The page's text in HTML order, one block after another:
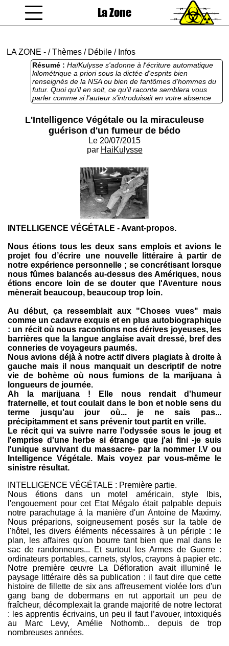
La Zone
LA ZONE - /Thèmes / Débile / Infos
Résumé : HaïKulysse s'adonne à l'écriture automatique
kilométrique a priori sous la dictée d'esprits bien
renseignés de la NSA ou bien de fantômes d'hommes du
futur. Quoi qu'il en soit, ce qu'il raconte semblera vous
parler comme si l'auteur s'introduisait en votre absence
dans votre boîte crânienne pour aller renifler les petites
culottes usagées de vos pensées prémâchées et peut
être se doigter un petit peu au passage puis crachant la
purée dans les condiments froids de vos stéréotypes en
concevoir dans le frigo de votre cerveau reptilien. Alors
faux prophète ? Débile mentaliste ? Un troyen sur le cloud
? Françoise Hardy devant un thème astral ? Il faut suivre
up de Burroughs, les principes actifs de drogues bio
mélangées à de l'extrait d'hypophyse de vierge, la
synthèse socialiste de tout ce qu'on se racontait avant
subtilement distillée au milieu de bonnes inspirations, un
court-circuit dérivé clampé directement dans le trou de
balle de vos own personal muses. Les news de demain en
avant première donc.
L'Intelligence Végétale ou la miraculeuse
guérison d'un fumeur de bédo
Le 20/07/2015
par HaiKulysse
INTELLIGENCE VÉGÉTALE - Avant-propos.
Nous étions tous les deux sans emplois et avions le
projet fou d’écrire une nouvelle littéraire à partir de
notre expérience personnelle ; se concrétisant lorsque
nous fûmes balancés au-dessus des Amériques, nous
étions encore loin de se douter que l'Aventure nous
mènerait beaucoup, beaucoup trop loin.
Au début, ça ressemblait aux "Choses vues" mais
comme un cadavre exquis et en plus autobiographique
: un récit où nous racontions nos dérives joyeuses, les
barrières que la langue anglaise avait dressé, bref des
conneries de voyageurs paumés.
Nous avions déjà à notre actif divers plagiats à droite à
gauche mais il nous manquait un descriptif de notre
vie de bohème où nous fumions de la marijuana à
longueurs de journée.
Ah la marijuana ! Elle nous rendait d'humeur
fraternelle, et tout coulait dans le bon et noble sens du
terme jusqu'au jour où... je ne sais pas...
précipitamment et sans prévenir tout partit en vrille.
Le récit qui va suivre narre l'odyssée sous le joug et
l'emprise d'une herbe si étrange que j'ai fini -je suis
l'unique survivant du massacre- par la nommer I.V ou
Intelligence Végétale. Mais voyez par vous-même le
sinistre résultat.
INTELLIGENCE VÉGÉTALE : Première partie.
Nous étions dans un motel américain, style Ibis,
l'engouement pour cet Etat Mégalo était palpable depuis
notre parachutage à la manière d'un Antoine de Maximy.
Nous préparions, soigneusement posés sur la table de
l'hôtel, les divers éléments nécessaires à un périple : le
plan, les affaires qu'on bourre tant bien que mal dans le
sac de randonneurs... Et surtout les Armes de Guerre :
ordinateurs portables, carnets, stylos, crayons à papier etc.
Notre première œuvre La Défloration avait illuminé le
paysage littéraire dès sa publication : il faut dire que cette
histoire de fillette de six ans affreusement violée lors d'un
gang bang de dobermans en rut apportait un peu de
fraîcheur, décomplexait la grande majorité de notre lectorat
: les apprentis écrivains, un peu il faut l’avouer, intoxiqués
au Marc Levy, Amélie Nothomb... depuis de trop
nombreuses années.